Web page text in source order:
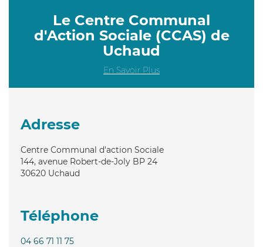
Le Centre Communal
d'Action Sociale (CCAS) de
Uchaud
En Savoir Plus
Adresse
Centre Communal d'action Sociale
144, avenue Robert-de-Joly BP 24
30620 Uchaud
Téléphone
04 66 71 11 75